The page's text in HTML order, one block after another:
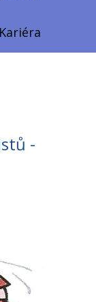
Kariéra
-